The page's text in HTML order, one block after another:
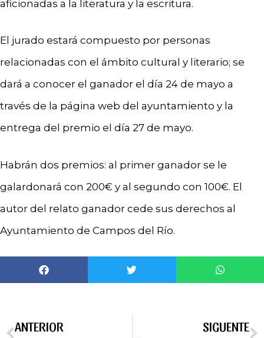
aficionadas a la literatura y la escritura.
El jurado estará compuesto por personas
relacionadas con el ámbito cultural y literario; se
dará a conocer el ganador el día 24 de mayo a
través de la página web del ayuntamiento y la
entrega del premio el día 27 de mayo.
Habrán dos premios: al primer ganador se le
galardonará con 200€ y al segundo con 100€. El
autor del relato ganador cede sus derechos al
Ayuntamiento de Campos del Río.
ANTERIOR SIGUENTE